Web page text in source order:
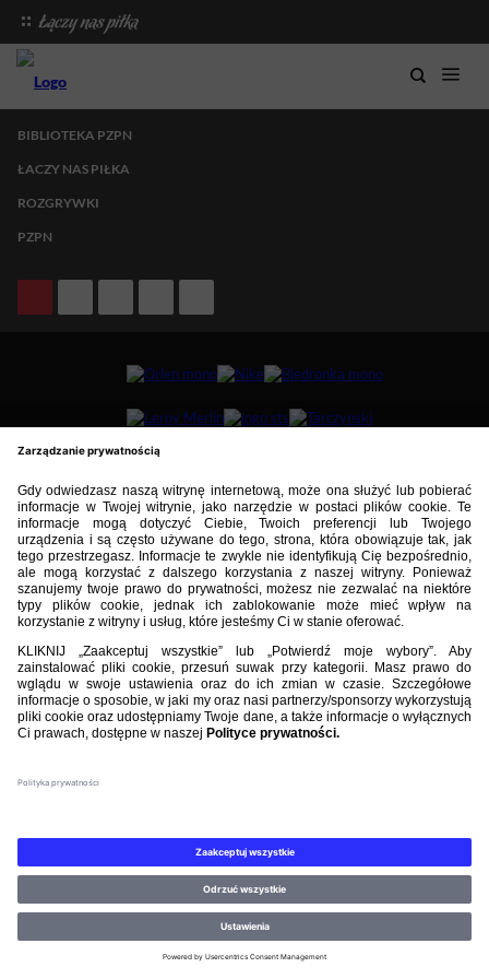
BIBLIOTEKA PZPN
ŁACZY NAS PIŁKA
ROZGRYWKI
PZPN
Nasi partnerzy
©PZPN WSZELKIE PRAWA ZASTRZEŻONE.REGULAMIN.